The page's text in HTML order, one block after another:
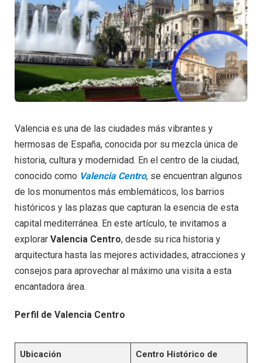
Valencia es una de las ciudades más vibrantes y
hermosas de España, conocida por su mezcla única de
historia, cultura y modernidad. En el centro de la ciudad,
conocido como Valencia Centro, se encuentran algunos
de los monumentos más emblemáticos, los barrios
históricos y las plazas que capturan la esencia de esta
capital mediterránea. En este artículo, te invitamos a
explorar Valencia Centro, desde su rica historia y
arquitectura hasta las mejores actividades, atracciones y
consejos para aprovechar al máximo una visita a esta
encantadora área.
Perfil de Valencia Centro
Ubicación
Centro Histórico de